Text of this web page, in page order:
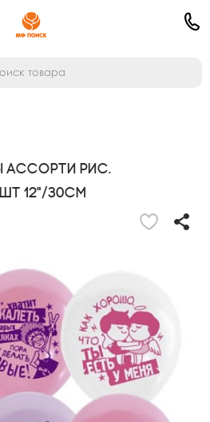
ассорти рис.
12"/30см